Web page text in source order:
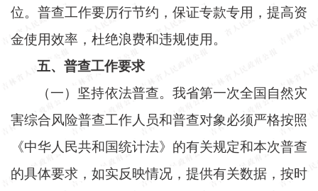
位。普查工作要厉行节约，保证专款专用，提高资
金使用效率，杜绝浪费和违规使用。
五、普查工作要求
（一）坚持依法普查。我省第一次全国自然灾
害综合风险普查工作人员和普查对象必须严格按照
《中华人民共和国统计法》的有关规定和本次普查
的具体要求，如实反映情况，提供有关数据，按时